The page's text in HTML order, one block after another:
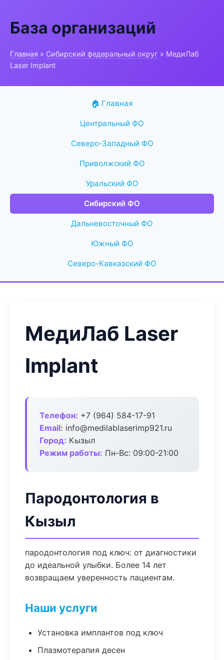
База организаций
Главная » Сибирский федеральный округ » МедиЛаб
Laser Implant
🏠 Главная
Центральный ФО
Северо-Западный ФО
Приволжский ФО
Уральский ФО
Сибирский ФО
Дальневосточный ФО
Южный ФО
Северо-Кавказский ФО
МедиЛаб Laser
Implant
Телефон: +7 (964) 584-17-91
Email: info@medilablaserimp921.ru
Город: Кызыл
Режим работы: Пн-Вс: 09:00-21:00
Пародонтология в
Кызыл
пародонтология под ключ: от диагностики
до идеальной улыбки. Более 14 лет
возвращаем уверенность пациентам.
Наши услуги
Установка имплантов под ключ
Плазмотерапия десен